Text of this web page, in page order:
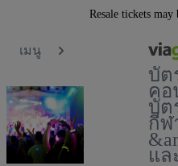
Resale tickets may
เมนู
บัต
คอ
บัต
กีฬ
แล